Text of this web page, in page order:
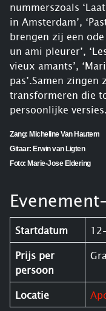
nummerszoals
in Amsterdam’,
brengen zij een
un ami pleurer’,
vieux amants’,
pas’.Samen
transformeren die
persoonlijke versies.
Zang: Micheline Van Hautem
Gitaar: Erwin van Ligten
Foto: Marie-Jose Eldering
Startdatum
Prijs per
persoon
Locatie